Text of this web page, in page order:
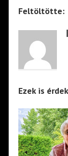
Feltöltötte:
Ezek is